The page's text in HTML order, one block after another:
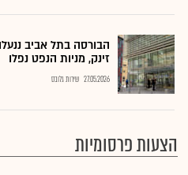
הבורסה בתל אביב
זינק, מניות הנפט נפלו
27.05.2026 שירות גלובס
הצעות פרסומיות